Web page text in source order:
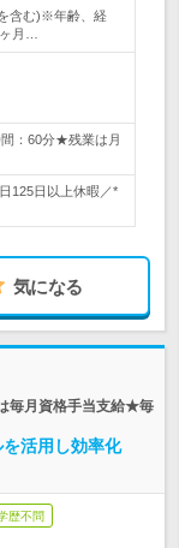
含む)※年齢、経
月…
：60分★残業は月
125日以上休暇／*
気になる
毎月資格手当支給★毎
活用し効率化
歴不問